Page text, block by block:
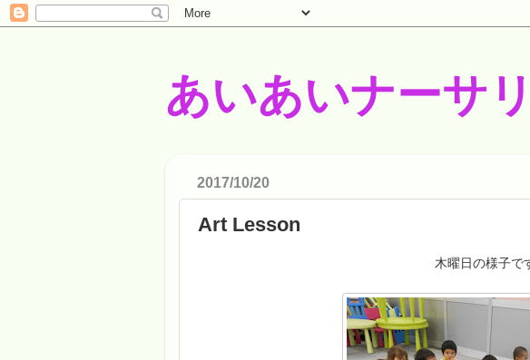
あいあいナーサ
2017/10/20
Art Lesson
木曜日の様子で